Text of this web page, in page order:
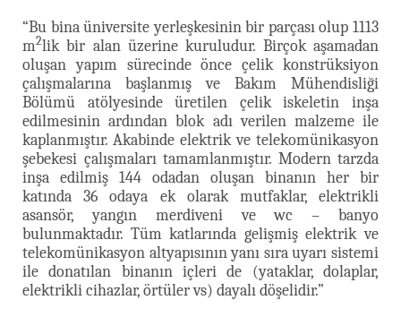
“Bu bina üniversite yerleşkesinin bir parçası olup 1113
m2lik bir alan üzerine kuruludur. Birçok aşamadan
oluşan yapım sürecinde önce çelik konstrüksiyon
çalışmalarına başlanmış ve Bakım Mühendisliği
Bölümü atölyesinde üretilen çelik iskeletin inşa
edilmesinin ardından blok adı verilen malzeme ile
kaplanmıştır. Akabinde elektrik ve telekomünikasyon
şebekesi çalışmaları tamamlanmıştır. Modern tarzda
inşa edilmiş 144 odadan oluşan binanın her bir
katında 36 odaya ek olarak mutfaklar, elektrikli
asansör, yangın merdiveni ve wc – banyo
bulunmaktadır. Tüm katlarında gelişmiş elektrik ve
telekomünikasyon altyapısının yanı sıra uyarı sistemi
ile donatılan binanın içleri de (yataklar, dolaplar,
elektrikli cihazlar, örtüler vs) dayalı döşelidir.”